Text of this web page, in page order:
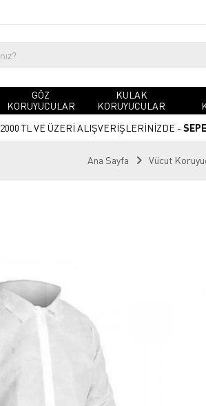
GÖZ
KORUYUCULAR
KULAK
KORUYUCULAR
2000 TL VE ÜZERİ ALIŞVERİŞLERİNİZDE -
Ana Sayfa Vücut